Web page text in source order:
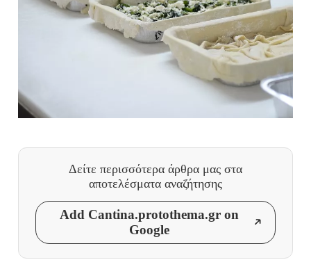
Δείτε περισσότερα άρθρα μας στα
αποτελέσματα αναζήτησης
Add Cantina.protothema.gr on
Google